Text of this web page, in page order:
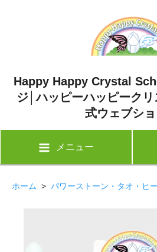
Happy Happy Crystal
ジ│ハッピーハッピーク
式ウェブシ
メニュー
ホーム > パワーストーン・タオ・ヒ